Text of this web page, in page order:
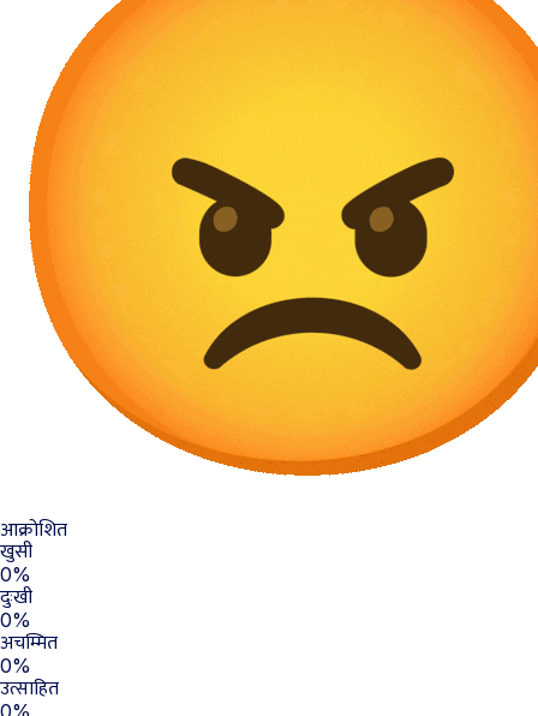
आक्रोशित
खुसी
0%
दुःखी
0%
अचम्मित
0%
उत्साहित